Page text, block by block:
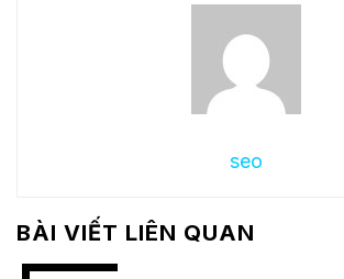
seo
BÀI VIẾT LIÊN QUAN